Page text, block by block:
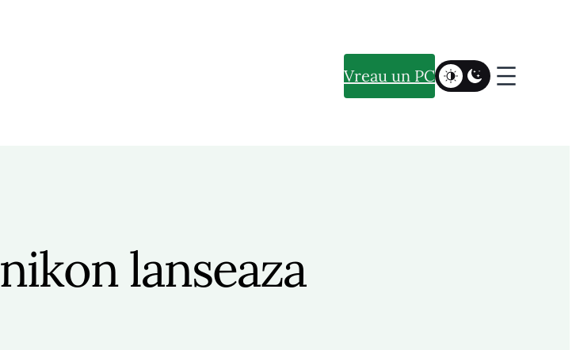
Vreau un PC
nikon lanseaza